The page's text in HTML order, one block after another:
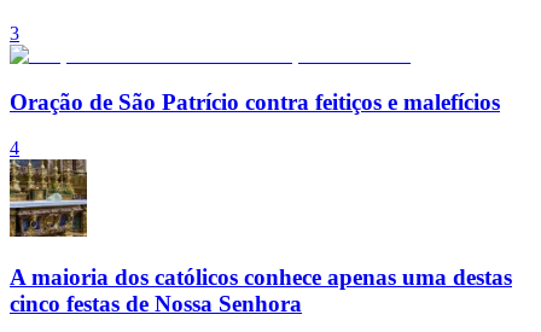
3
Oração de São Patrício contra feitiços e malefícios
4
A maioria dos católicos conhece apenas uma destas
cinco festas de Nossa Senhora